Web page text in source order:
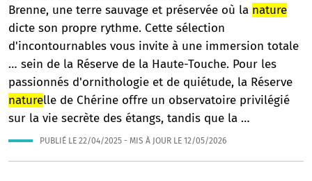
Brenne, une terre sauvage et préservée où la nature
dicte son propre rythme. Cette sélection
d'incontournables vous invite à une immersion totale
… sein de la Réserve de la Haute-Touche. Pour les
passionnés d'ornithologie et de quiétude, la Réserve
naturelle de Chérine offre un observatoire privilégié
sur la vie secrète des étangs, tandis que la …
PUBLIÉ LE 22/04/2025 - MIS À JOUR LE 12/05/2026